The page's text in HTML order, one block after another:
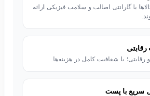
و
زمان بارگذاری برنامه‌ها می‌شود.
نمایشگر 15.6 اینچی Full HD با نرخ تازه‌سازی بالا، تجربه بصری
طراحی ساده و مدرن این لپ تاپ، آن را برای
کاربران حرفه‌ای به گزینه‌ای جذاب تبدیل کرده
با گارانتی اصالت و سلامت فیزیکی ارائه
رقابتی؛ با شفافیت کامل در هزینه‌ها.
سریع با پست